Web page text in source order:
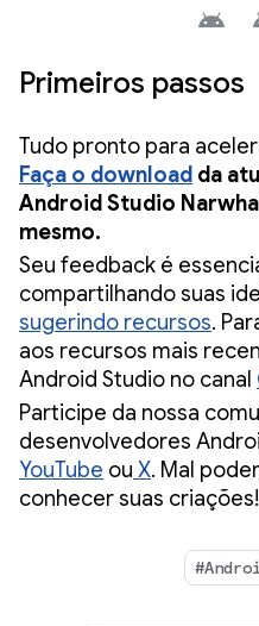
Primeiros passos
Tudo pronto para
Faça o download da
Android Studio
mesmo.
Seu feedback é
compartilhando suas
sugerindo recursos.
aos recursos mais
Android Studio no canal
Participe da nossa
desenvolvedores
YouTube ou X. Mal
conhecer suas criações!